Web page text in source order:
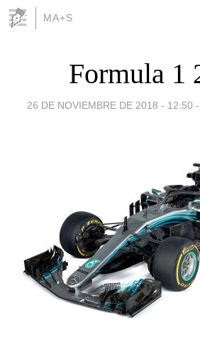
MA+S
Formula 1
26 DE NOVIEMBRE DE 2018 - 12:50 -